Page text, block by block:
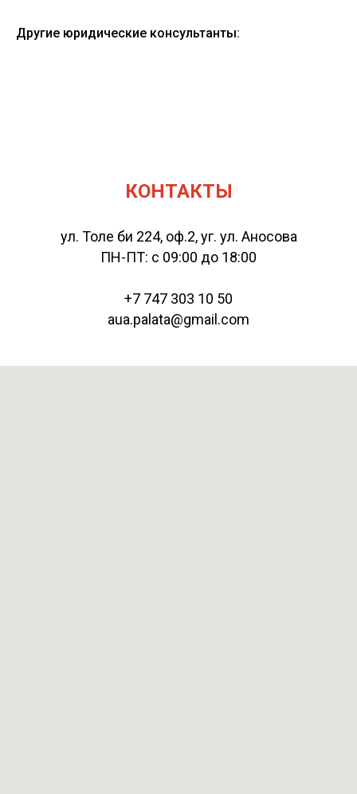
Другие юридические консультанты:
КОНТАКТЫ
ул. Толе би 224, оф.2, уг. ул. Аносова
ПН-ПТ: с 09:00 до 18:00
+7 747 303 10 50
aua.palata@gmail.com